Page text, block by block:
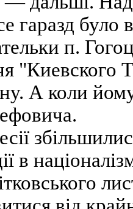
гаразд було
п.
"Киевского
А коли
в